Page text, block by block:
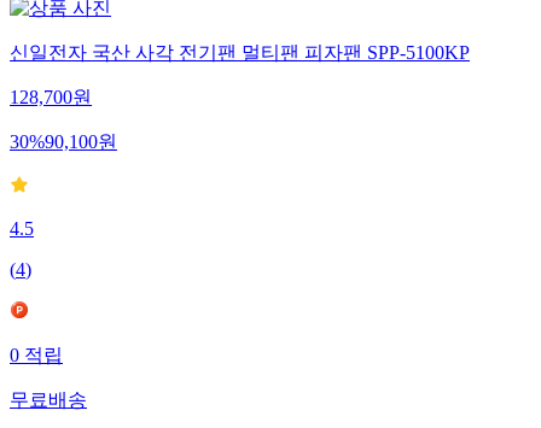
신일전자 국산 사각 전기팬 멀티팬 피자팬 SPP-5100KP
128,700원
30%90,100원
4.5
(4)
0 적립
무료배송